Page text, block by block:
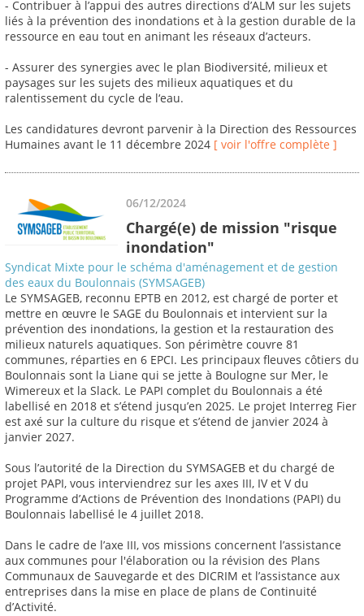
- Contribuer à l’appui des autres directions d’ALM sur les sujets
liés à la prévention des inondations et à la gestion durable de la
ressource en eau tout en animant les réseaux d’acteurs.
- Assurer des synergies avec le plan Biodiversité, milieux et
paysages sur les sujets des milieux aquatiques et du
ralentissement du cycle de l‘eau.
Les candidatures devront parvenir à la Direction des Ressources
Humaines avant le 11 décembre 2024 [ voir l'offre complète ]
06/12/2024
Chargé(e) de mission "risque
inondation"
Syndicat Mixte pour le schéma d'aménagement et de gestion
des eaux du Boulonnais (SYMSAGEB)
Le SYMSAGEB, reconnu EPTB en 2012, est chargé de porter et
mettre en œuvre le SAGE du Boulonnais et intervient sur la
prévention des inondations, la gestion et la restauration des
milieux naturels aquatiques. Son périmètre couvre 81
communes, réparties en 6 EPCI. Les principaux fleuves côtiers du
Boulonnais sont la Liane qui se jette à Boulogne sur Mer, le
Wimereux et la Slack. Le PAPI complet du Boulonnais a été
labellisé en 2018 et s’étend jusqu’en 2025. Le projet Interreg Fier
est axé sur la culture du risque et s’étend de janvier 2024 à
janvier 2027.
Sous l’autorité de la Direction du SYMSAGEB et du chargé de
projet PAPI, vous interviendrez sur les axes III, IV et V du
Programme d’Actions de Prévention des Inondations (PAPI) du
Boulonnais labellisé le 4 juillet 2018.
Dans le cadre de l’axe III, vos missions concernent l’assistance
aux communes pour l'élaboration ou la révision des Plans
Communaux de Sauvegarde et des DICRIM et l’assistance aux
entreprises dans la mise en place de plans de Continuité
d’Activité.